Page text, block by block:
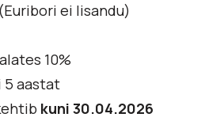
(Euribori ei lisandu)
10%
5 aastat
kuni 30.04.2026